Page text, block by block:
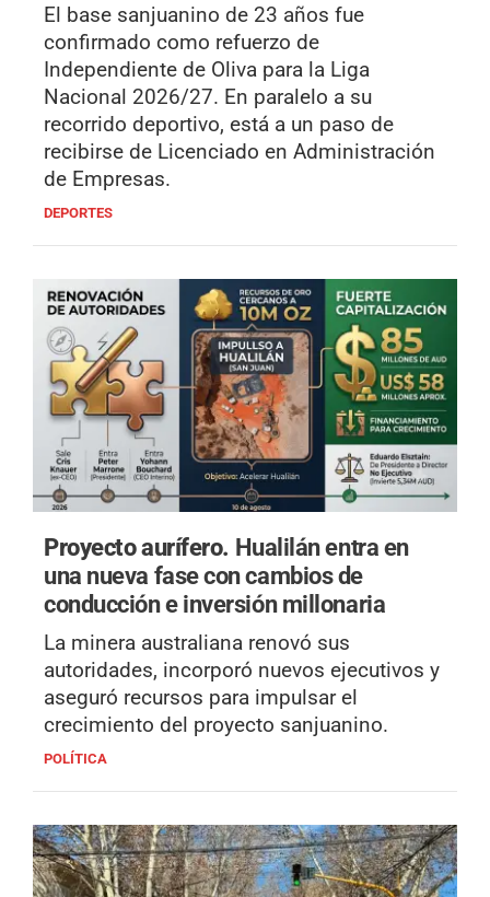
El base sanjuanino de 23 años fue
confirmado como refuerzo de
Independiente de Oliva para la Liga
Nacional 2026/27. En paralelo a su
recorrido deportivo, está a un paso de
recibirse de Licenciado en Administración
de Empresas.
DEPORTES
Proyecto aurífero. Hualilán entra en
una nueva fase con cambios de
conducción e inversión millonaria
La minera australiana renovó sus
autoridades, incorporó nuevos ejecutivos y
aseguró recursos para impulsar el
crecimiento del proyecto sanjuanino.
POLÍTICA